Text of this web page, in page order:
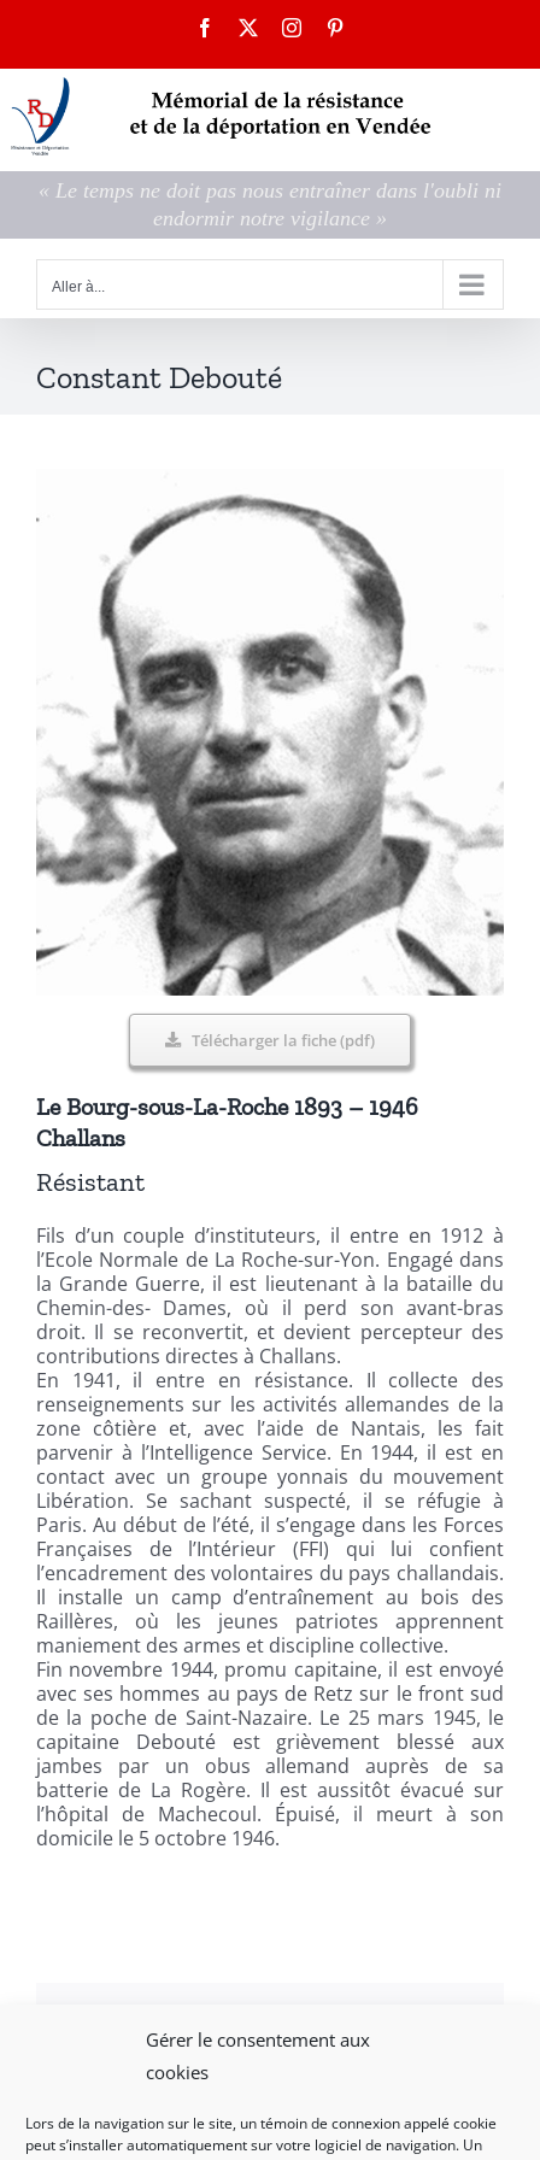
Gérer le consentement aux
cookies
Lors de la navigation sur le site, un témoin de connexion appelé cookie
peut s’installer automatiquement sur votre logiciel de navigation. Un
contenu
Facebook Instagram
« Le temps ne doit pas nous entraîner dans l'oubli ni
endormir notre vigilance »
Aller à...
Constant Debouté
Télécharger la fiche (pdf)
Le Bourg-sous-La-Roche 1893 – 1946
Challans
Résistant
Fils d’un couple d’instituteurs, il entre en 1912 à
l’Ecole Normale de La Roche-sur-Yon. Engagé dans
la Grande Guerre, il est lieutenant à la bataille du
Chemin-des- Dames, où il perd son avant-bras
droit. Il se reconvertit, et devient percepteur des
contributions directes à Challans.
En 1941, il entre en résistance. Il collecte des
renseignements sur les activités allemandes de la
zone côtière et, avec l’aide de Nantais, les fait
parvenir à l’Intelligence Service. En 1944, il est en
contact avec un groupe yonnais du mouvement
Libération. Se sachant suspecté, il se réfugie à
Paris. Au début de l’été, il s’engage dans les Forces
Françaises de l’Intérieur (FFI) qui lui confient
l’encadrement des volontaires du pays challandais.
Il installe un camp d’entraînement au bois des
Raillères, où les jeunes patriotes apprennent
maniement des armes et discipline collective.
Fin novembre 1944, promu capitaine, il est envoyé
avec ses hommes au pays de Retz sur le front sud
de la poche de Saint-Nazaire. Le 25 mars 1945, le
capitaine Debouté est grièvement blessé aux
jambes par un obus allemand auprès de sa
batterie de La Rogère. Il est aussitôt évacué sur
l’hôpital de Machecoul. Épuisé, il meurt à son
domicile le 5 octobre 1946.
Facebook
X LinkedInWhatsApp
Email